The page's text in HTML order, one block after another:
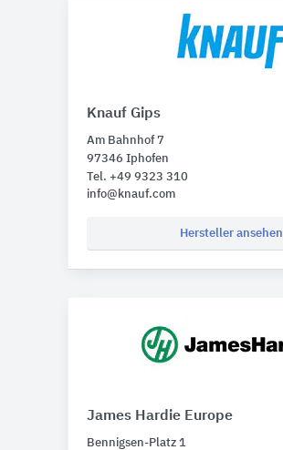
Knauf Gips
Am Bahnhof 7
97346 Iphofen
Tel. +49 9323 310
info@knauf.com
Hersteller ansehen
James Hardie Europe
Bennigsen-Platz 1